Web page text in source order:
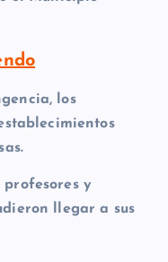
los
profesores y
llegar a sus